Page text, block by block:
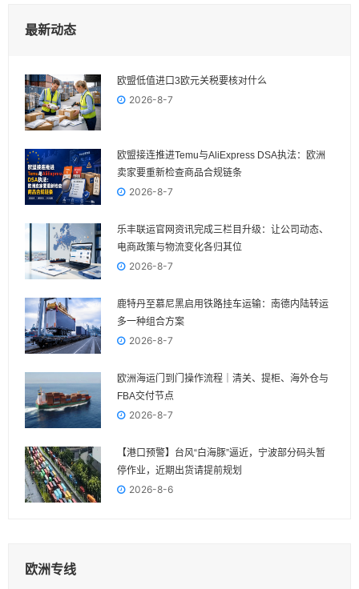
最新动态
欧盟低值进口3欧元关税要核对什么
2026-8-7
欧盟接连推进Temu与AliExpress DSA执法：欧洲
卖家要重新检查商品合规链条
2026-8-7
乐丰联运官网资讯完成三栏目升级：让公司动态、
电商政策与物流变化各归其位
2026-8-7
鹿特丹至慕尼黑启用铁路挂车运输：南德内陆转运
多一种组合方案
2026-8-7
欧洲海运门到门操作流程｜清关、提柜、海外仓与
FBA交付节点
2026-8-7
【港口预警】台风“白海豚”逼近，宁波部分码头暂
停作业，近期出货请提前规划
2026-8-6
欧洲专线